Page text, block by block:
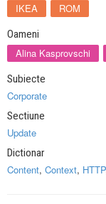
IKEA ROM
Oameni
Alina Kasprovschi
Subiecte
Corporate
Sectiune
Update
Dictionar
Content, Context, HTTP